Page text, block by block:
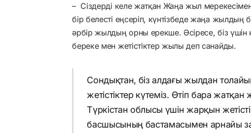
– Сіздерді келе жатқан Жаңа жыл
бір белесті еңсеріп, күнтізбеде жаңа
әрбір жылдың орны ерекше. Әсіресе, біз үшін
береке мен жетістіктер жылы деп санайды.
Сондықтан, біз алдағы жылдан
жетістіктер күтеміз. Өтіп бара
Түркістан облысы үшін жарқын
басшысының бастамасымен арнайы